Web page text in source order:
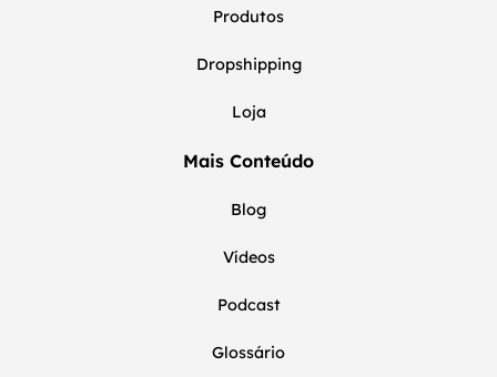
Produtos
Dropshipping
Loja
Mais Conteúdo
Blog
Vídeos
Podcast
Glossário